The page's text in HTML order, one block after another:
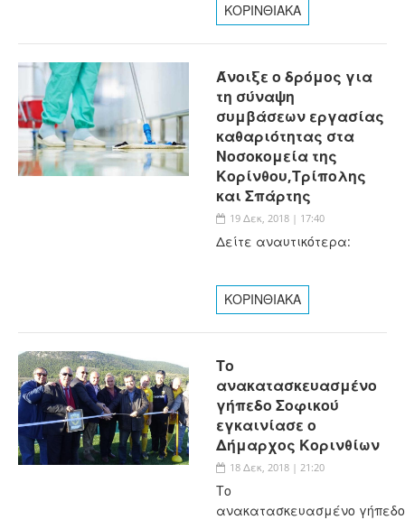
ΚΟΡΙΝΘΙΑΚΑ
Άνοιξε ο δρόμος για
τη σύναψη
συμβάσεων εργασίας
καθαριότητας στα
Νοσοκομεία της
Κορίνθου,Τρίπολης
και Σπάρτης
19 Δεκ, 2018 | 17:40
Δείτε αναυτικότερα:
ΚΟΡΙΝΘΙΑΚΑ
Το
ανακατασκευασμένο
γήπεδο Σοφικού
εγκαινίασε ο
Δήμαρχος Κορινθίων
18 Δεκ, 2018 | 21:20
Το
ανακατασκευασμένο γήπεδο